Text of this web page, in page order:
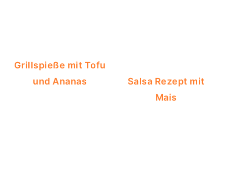
Grillspieße mit Tofu
und Ananas
Salsa Rezept mit
Mais